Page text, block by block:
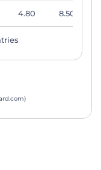
4.80 8.50